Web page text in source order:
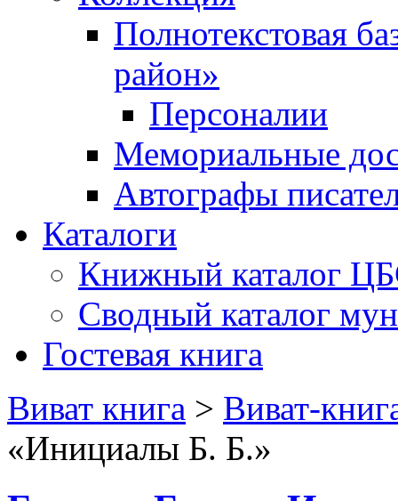
Полнотекстовая
район»
Персоналии
Мемориальные
Автографы
Каталоги
Книжный каталог
Сводный каталог
Гостевая книга
Виват книга > Виват-
«Инициалы Б. Б.»